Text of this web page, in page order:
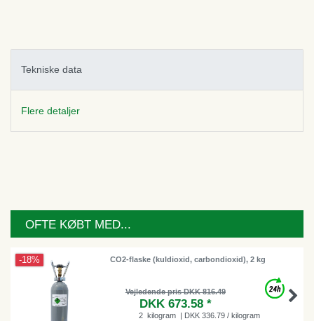
Tekniske data
Flere detaljer
OFTE KØBT MED...
-18% CO2-flaske (kuldioxid, carbondioxid), 2 kg
Vejledende pris DKK 816.49
DKK 673.58 *
2 kilogram | DKK 336.79 / kilogram